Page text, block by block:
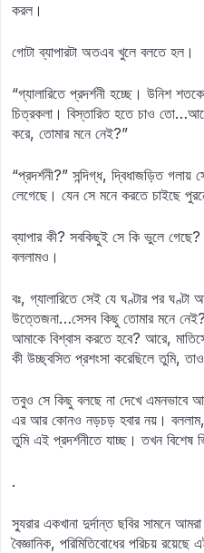
করল।
গোটা ব্যাপারটা অতএব খুলে বলতে হল।
“গ্যালারিতে প্রদর্শনী হচ্ছে। উনিশ
চিত্রকলা। বিস্তারিত হতে চাও
করে, তোমার মনে নেই?”
“প্রদর্শনী?” সন্দিগ্ধ, দ্বিধাজড়িত
লেগেছে। যেন সে মনে করতে চাইছে
ব্যাপার কী? সবকিছুই সে কি ভুলে
বললামও।
বঃ, গ্যালারিতে সেই যে ঘণ্টার পর
উত্তেজনা…সেসব কিছু তোমার মনে
আমাকে বিশ্বাস করতে হবে? আরে,
কী উচ্ছ্বসিত প্রশংসা করেছিলে তুমি,
তবুও সে কিছু বলছে না দেখে এমনভাবে
এর আর কোনও নড়চড় হবার নয়। বললাম,
তুমি এই প্রদর্শনীতে যাচ্ছ। তখন বিশেষ
.
স্যুরার একখানা দুর্দান্ত ছবির সামনে
বৈজ্ঞানিক, পরিমিতিবোধের পরিচয় রয়েছে